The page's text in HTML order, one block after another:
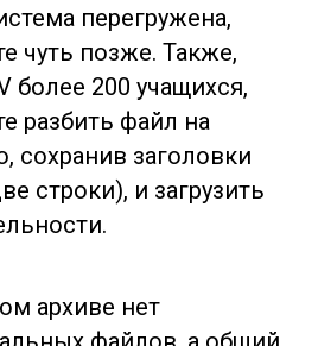
перегружена,
чуть позже. Также,
более 200 учащихся,
разбить файл на
сохранив заголовки
строки), и загрузить
архиве нет